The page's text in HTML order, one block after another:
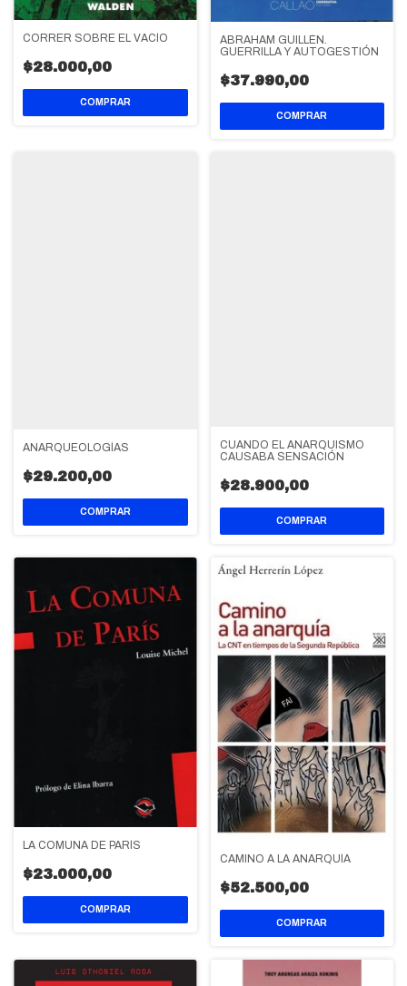
CORRER SOBRE EL VACÍO
$28.000,00
ABRAHAM GUILLÉN.
GUERRILLA Y AUTOGESTIÓN
$37.990,00
ANARQUEOLOGÍAS
$29.200,00
CUANDO EL ANARQUISMO
CAUSABA SENSACIÓN
$28.900,00
LA COMUNA DE PARÍS
$23.000,00
CAMINO A LA ANARQUÍA
$52.500,00